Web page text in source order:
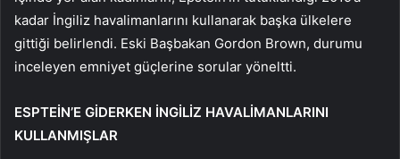
kadar İngiliz havalimanlarını kullanarak başka ülkelere
gittiği belirlendi. Eski Başbakan Gordon Brown, durumu
inceleyen emniyet güçlerine sorular yöneltti.
ESPTEİN’E GİDERKEN İNGİLİZ HAVALİMANLARINI
KULLANMIŞLAR